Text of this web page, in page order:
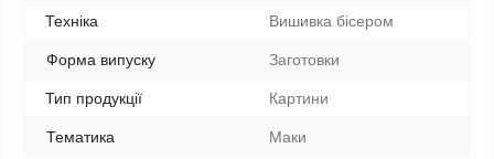
Техніка Вишивка бісером
Форма випуску Заготовки
Тип продукції Картини
Тематика Маки